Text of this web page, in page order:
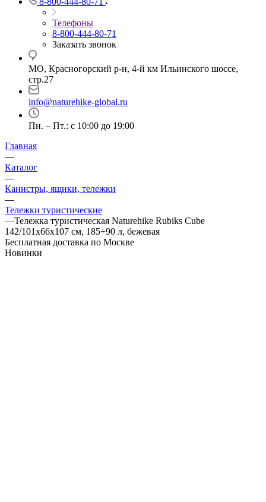
Телефоны
8-800-444-80-71
Заказать звонок
МО, Красногорский р-н, 4-й км Ильинского шоссе,
стр.27
info@naturehike-global.ru
Пн. – Пт.: с 10:00 до 19:00
Главная
—
Каталог
—
Канистры, ящики, тележки
—
Тележки туристические
—Тележка туристическая Naturehike Rubiks Cube
142/101х66х107 см, 185+90 л, бежевая
Бесплатная доставка по Москве
Новинки